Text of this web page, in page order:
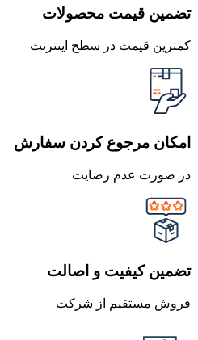
تضمین قیمت محصولات
کمترین قیمت در سطح اینترنت
امکان مرجوع کردن سفارش
در صورت عدم رضایت
تضمین کیفیت و اصالت
فروش مستقیم از شرکت